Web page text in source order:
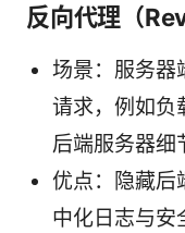
反向代理（
场景：服务器
请求，例如负
后端服务器细
优点：隐藏后
中化日志与安